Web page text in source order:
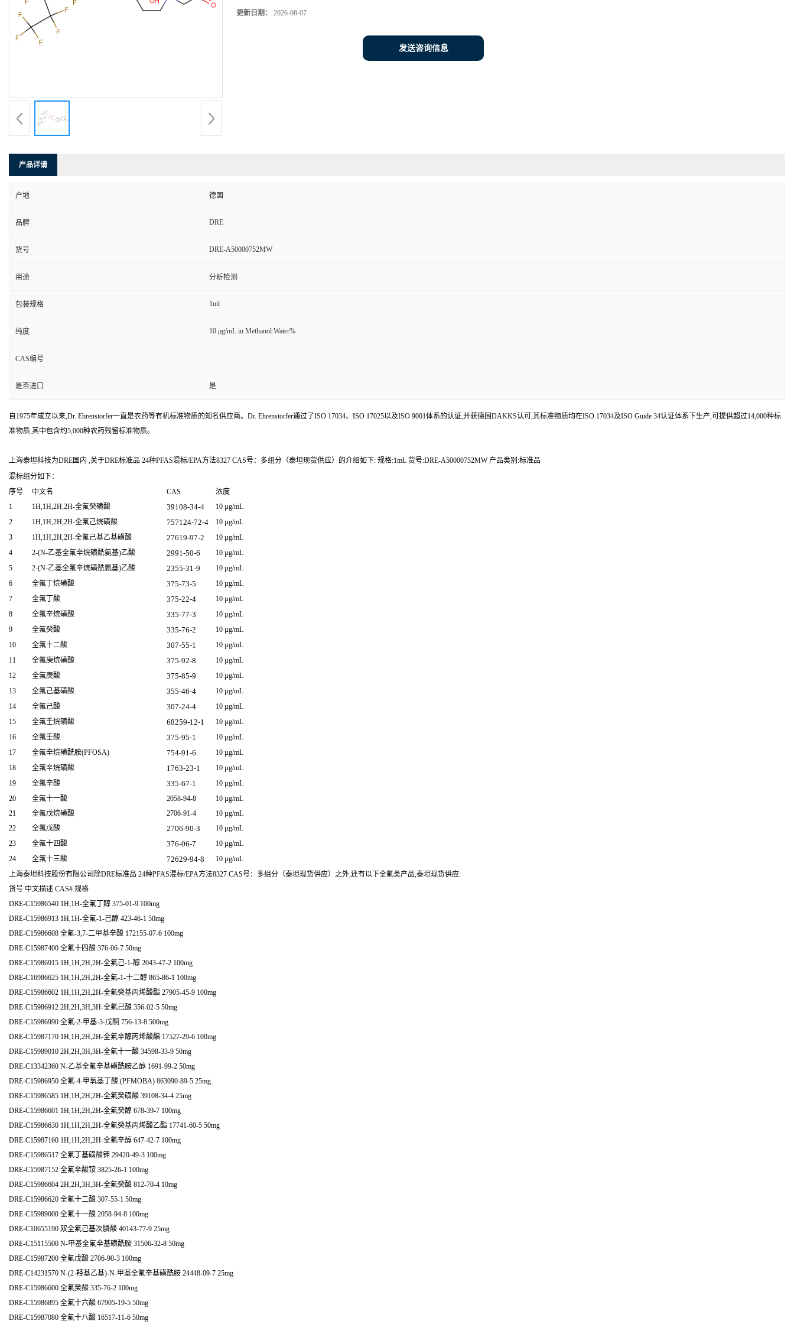
更新日期： 2026-08-07
发送咨询信息
产品详请
产地 德国
品牌 DRE
货号 DRE-A50000752MW
用途 分析检测
包装规格 1ml
纯度 10 μg/mL in Methanol:Water%
CAS编号
是否进口 是
自1975年成立以来,Dr. Ehrenstorfer一直是农药等有机标准物质的知名供应商。Dr. Ehrenstorfer通过了ISO 17034、ISO 17025以及ISO 9001体系的认证,并获德国DAKKS认可,其标准物质均在ISO 17034及ISO Guide 34认证体系下生产,可提供超过14,000种标
准物质,其中包含约5,000种农药残留标准物质。
上海泰坦科技为DRE国内 ,关于DRE标准品 24种PFAS混标/EPA方法8327 CAS号：多组分（泰坦现货供应）的介绍如下: 规格:1mL 货号:DRE-A50000752MW 产品类别:标准品
混标组分如下：
序号
中文名 CAS
浓度
1
1H,1H,2H,2H-全氟癸磺酸 39108-34-4
10 µg/mL
2
1H,1H,2H,2H-全氟己烷磺酸 757124-72-4
10 µg/mL
3
1H,1H,2H,2H-全氟己基乙基磺酸 27619-97-2
10 µg/mL
4
2-(N-乙基全氟辛烷磺酰氨基)乙酸 2991-50-6
10 µg/mL
5
2-(N-乙基全氟辛烷磺酰氨基)乙酸 2355-31-9
10 µg/mL
6
全氟丁烷磺酸 375-73-5
10 µg/mL
7
全氟丁酸 375-22-4
10 µg/mL
8
全氟辛烷磺酸 335-77-3
10 µg/mL
9
全氟癸酸 335-76-2
10 µg/mL
10
全氟十二酸 307-55-1
10 µg/mL
11
全氟庚烷磺酸 375-92-8
10 µg/mL
12
全氟庚酸 375-85-9
10 µg/mL
13
全氟己基磺酸 355-46-4
10 µg/mL
14
全氟己酸 307-24-4
10 µg/mL
15
全氟壬烷磺酸 68259-12-1
10 µg/mL
16
全氟壬酸 375-95-1
10 µg/mL
17
全氟辛烷磺酰胺(PFOSA) 754-91-6
10 µg/mL
18
全氟辛烷磺酸 1763-23-1
10 µg/mL
19
全氟辛酸 335-67-1
10 µg/mL
20
全氟十一酸 2058-94-8
10 µg/mL
21
全氟戊烷磺酸 2706-91-4
10 µg/mL
22
全氟戊酸 2706-90-3
10 µg/mL
23
全氟十四酸 376-06-7
10 µg/mL
24
全氟十三酸 72629-94-8
10 µg/mL
上海泰坦科技股份有限公司除DRE标准品 24种PFAS混标/EPA方法8327 CAS号：多组分（泰坦现货供应）之外,还有以下全氟类产品,泰坦现货供应:
货号 中文描述 CAS# 规格
DRE-C15986540 1H,1H-全氟丁醇 375-01-9 100mg
DRE-C15986913 1H,1H-全氟-1-己醇 423-46-1 50mg
DRE-C15986608 全氟-3,7-二甲基辛酸 172155-07-6 100mg
DRE-C15987400 全氟十四酸 376-06-7 50mg
DRE-C15986915 1H,1H,2H,2H-全氟己-1-醇 2043-47-2 100mg
DRE-C16986625 1H,1H,2H,2H-全氟-1-十二醇 865-86-1 100mg
DRE-C15986602 1H,1H,2H,2H-全氟癸基丙烯酸酯 27905-45-9 100mg
DRE-C15986912 2H,2H,3H,3H-全氟己酸 356-02-5 50mg
DRE-C15986990 全氟-2-甲基-3-戊酮 756-13-8 500mg
DRE-C15987170 1H,1H,2H,2H-全氟辛醇丙烯酸酯 17527-29-6 100mg
DRE-C15989010 2H,2H,3H,3H-全氟十一酸 34598-33-9 50mg
DRE-C13342360 N-乙基全氟辛基磺酰胺乙醇 1691-99-2 50mg
DRE-C15986950 全氟-4-甲氧基丁酸 (PFMOBA) 863090-89-5 25mg
DRE-C15986585 1H,1H,2H,2H-全氟癸磺酸 39108-34-4 25mg
DRE-C15986601 1H,1H,2H,2H-全氟癸醇 678-39-7 100mg
DRE-C15986630 1H,1H,2H,2H-全氟癸基丙烯酸乙酯 17741-60-5 50mg
DRE-C15987160 1H,1H,2H,2H-全氟辛醇 647-42-7 100mg
DRE-C15986517 全氟丁基磺酸钾 29420-49-3 100mg
DRE-C15987152 全氟辛酸铵 3825-26-1 100mg
DRE-C15986604 2H,2H,3H,3H-全氟癸酸 812-70-4 10mg
DRE-C15986620 全氟十二酸 307-55-1 50mg
DRE-C15989000 全氟十一酸 2058-94-8 100mg
DRE-C10655190 双全氟己基次膦酸 40143-77-9 25mg
DRE-C15115500 N-甲基全氟辛基磺酰胺 31506-32-8 50mg
DRE-C15987200 全氟戊酸 2706-90-3 100mg
DRE-C14231570 N-(2-羟基乙基)-N-甲基全氟辛基磺酰胺 24448-09-7 25mg
DRE-C15986600 全氟癸酸 335-76-2 100mg
DRE-C15986895 全氟十六酸 67905-19-5 50mg
DRE-C15987080 全氟十八酸 16517-11-6 50mg